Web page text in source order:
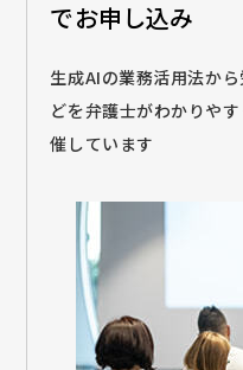
でお申し込み
生成AIの業務活用法か
どを弁護士がわかりや
催しています